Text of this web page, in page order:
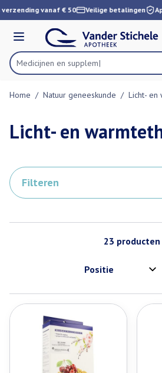
Ga naar de inhoud
1 van 1vanaf € 50 Veilige betalingen
Menu
Product, merk, categorie...
Medic
Home / Natuur geneeskunde / Licht- en
Licht- en
Filteren
23 producten
Sorteer op: